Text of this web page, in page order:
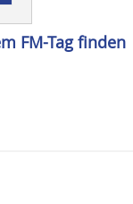
FM-Tag finden